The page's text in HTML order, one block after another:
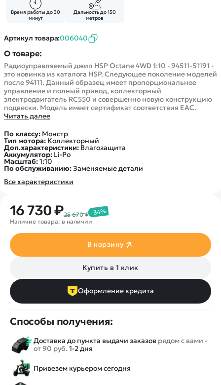
Время работы до 30
минут
Дальность до 150
метров
Артикул товара:006040
О товаре:
Радиоуправляемый джип HSP Octane 4WD 1:10 - 94511-51191 -
это новинка из каталога HSP. Следующее поколение моделей
после 94111. Данный образец имеет пропорциональное
управление и полный привод, коллекторный
электродвигатель RC550 и совершенно новую конструкцию
подвески. Модель имеет сертификат соответствия EAC.
Читать далее
По классу: Монстр
Тип мотора: Коллекторный
Доп.характеристики: Влагозащита
Аккумулятор: Li-Po
Масштаб:1:10
По обслуживанию:Заменяемые детали
Все характеристики
16 730 ₽25 670 ₽ -34%
Наличие товара: в наличии
В корзину
Купить в 1 клик
Оформление кредита
Способы получения:
Доставка до пункта выдачи заказов рядом с вами -
от 90 руб. 1-2 дня
Привезем курьером сегодня